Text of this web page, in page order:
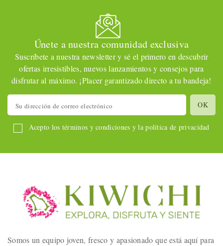
Únete a nuestra comunidad exclusiva
Suscríbete a nuestra newsletter y sé el primero en descubrir
ofertas irresistibles, nuevos lanzamientos y consejos para
disfrutar al máximo. ¡Placer garantizado directo a tu bandeja!
Acepto los términos y condiciones y la política de privacidad
Somos un equipo joven, fresco y apasionado que está aquí para